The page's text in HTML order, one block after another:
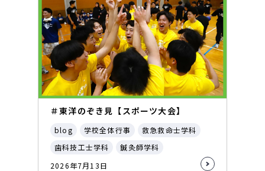
＃東洋のぞき見【スポーツ大会】
blog 学校全体行事
救急救命士学科
歯科技工士学科
鍼灸師学科
2026年7月13日